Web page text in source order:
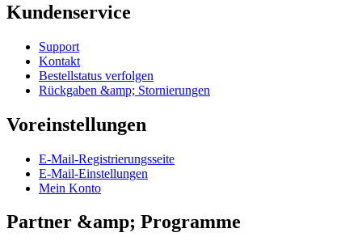
Kundenservice
Support
Kontakt
Bestellstatus verfolgen
Rückgaben &amp; Stornierungen
Voreinstellungen
E-Mail-Registrierungsseite
E-Mail-Einstellungen
Mein Konto
Partner &amp; Programme